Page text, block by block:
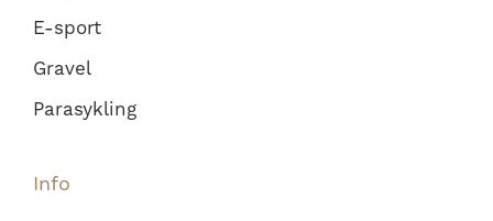
E-sport
Gravel
Parasykling
Info